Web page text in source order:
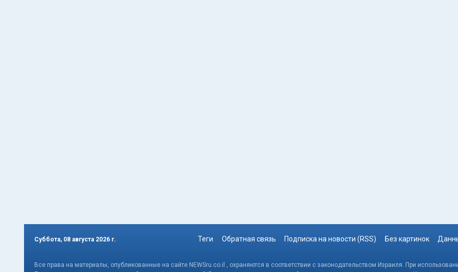
Суббота, 08 августа 2026 г. Теги Обратная связь Подписка на новости (RSS) Без картинок
Все права на материалы, опубликованные на сайте NEWSru.co.il , охраняются в соответствии с законодательством Израиля. При